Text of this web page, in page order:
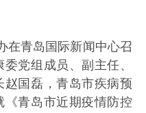
在青岛国际新闻中心召
党组成员、副主任、
国磊，青岛市疾病预
《青岛市近期疫情防控